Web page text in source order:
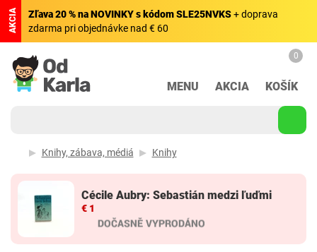
AKCIA Zľava 20 % na NOVINKY s kódom SLE25NVKS+ doprava
zdarma pri objednávke nad € 60
MENU AKCIA
0
KOŠÍK
Knihy, zábava, médiá Knihy
Cécile Aubry: Sebastián medzi ľuďmi
€ 1